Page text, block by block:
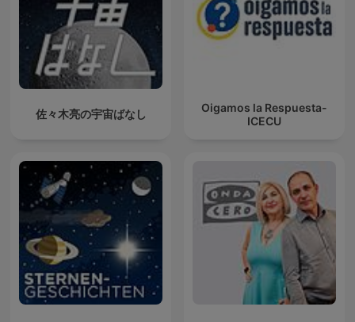
佐々木亮の宇宙ばなし
Oigamos la Respuesta-
ICECU